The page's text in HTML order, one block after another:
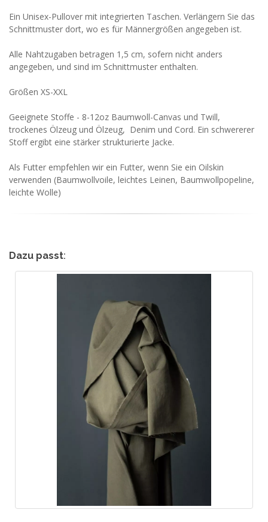
Ein Unisex-Pullover mit integrierten Taschen. Verlängern Sie das
Schnittmuster dort, wo es für Männergrößen angegeben ist.
Alle Nahtzugaben betragen 1,5 cm, sofern nicht anders
angegeben, und sind im Schnittmuster enthalten.
Größen XS-XXL
Geeignete Stoffe - 8-12oz Baumwoll-Canvas und Twill,
trockenes Ölzeug und Ölzeug, Denim und Cord. Ein schwererer
Stoff ergibt eine stärker strukturierte Jacke.
Als Futter empfehlen wir ein Futter, wenn Sie ein Oilskin
verwenden (Baumwollvoile, leichtes Leinen, Baumwollpopeline,
leichte Wolle)
Dazu passt: